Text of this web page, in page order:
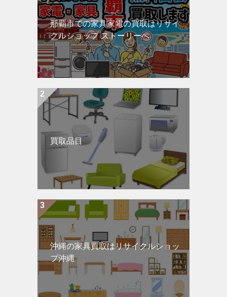
那覇市での家具家電の買取はリサイ
クルショップ ストーリーへ
買取品目
沖縄の家具買取はリサイクルショッ
プ沖縄